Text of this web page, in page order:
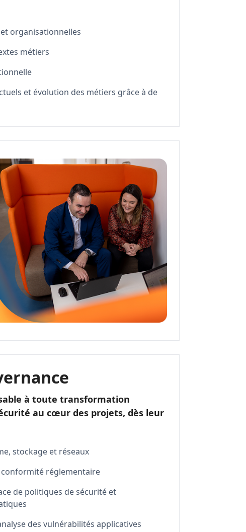
organisationnelles​
métiers​​
et évolution des métiers grâce à de
à toute transformation
au cœur des projets, dès leur
stockage et réseaux
réglementaire
de politiques de sécurité et
des vulnérabilités applicatives